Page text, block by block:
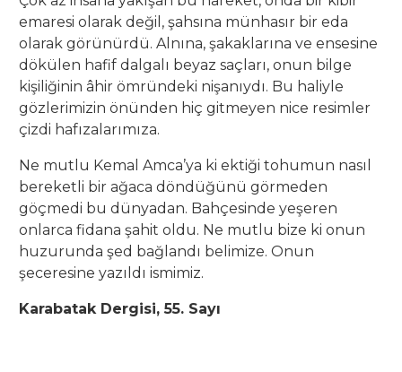
emaresi olarak değil, şahsına münhasır bir eda
olarak görünürdü. Alnına, şakaklarına ve ensesine
dökülen hafif dalgalı beyaz saçları, onun bilge
kişiliğinin âhir ömründeki nişanıydı. Bu haliyle
gözlerimizin önünden hiç gitmeyen nice resimler
çizdi hafızalarımıza.
Ne mutlu Kemal Amca’ya ki ektiği tohumun nasıl
bereketli bir ağaca döndüğünü görmeden
göçmedi bu dünyadan. Bahçesinde yeşeren
onlarca fidana şahit oldu. Ne mutlu bize ki onun
huzurunda şed bağlandı belimize. Onun
şeceresine yazıldı ismimiz.
Karabatak Dergisi, 55. Sayı